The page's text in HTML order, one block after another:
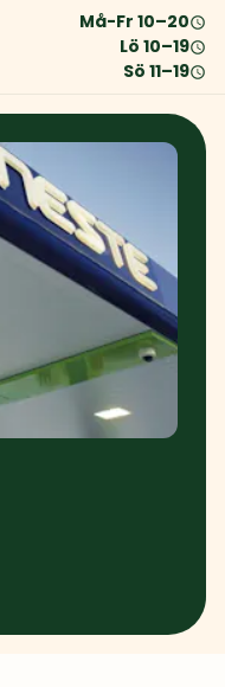
Må-Fr 10–20
Lö 10–19
Sö 11–19